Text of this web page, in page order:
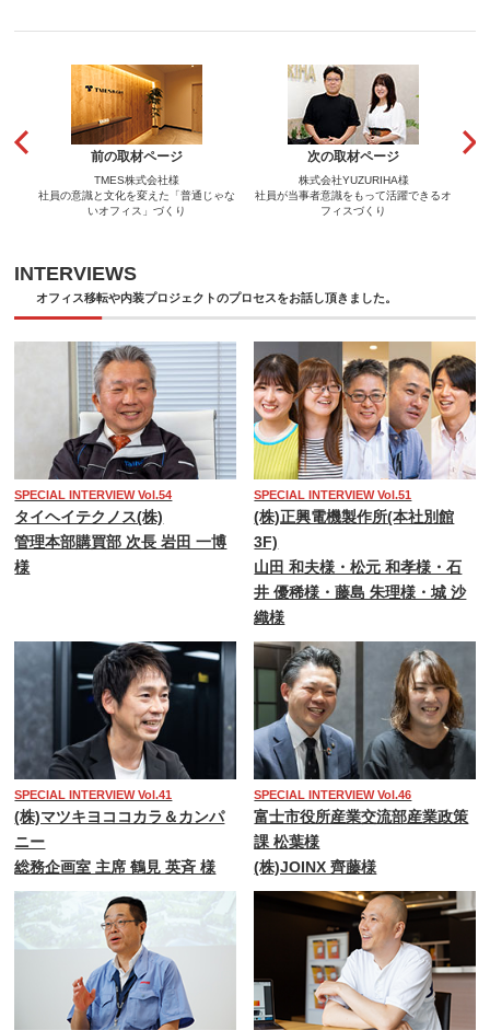
前の取材ページ
TMES株式会社様
社員の意識と文化を変えた「普通じゃな
いオフィス」づくり
次の取材ページ
株式会社YUZURIHA様
社員が当事者意識をもって活躍できるオ
フィスづくり
INTERVIEWS
オフィス移転や内装プロジェクトのプロセスをお話し頂きました。
SPECIAL INTERVIEW Vol.54
タイヘイテクノス(株)
管理本部購買部 次長 岩田 一博
様
SPECIAL INTERVIEW Vol.51
(株)正興電機製作所(本社別館
3F)
山田 和夫様・松元 和孝様・石
井 優稀様・藤島 朱理様・城 沙
織様
SPECIAL INTERVIEW Vol.41
(株)マツキヨココカラ＆カンパ
ニー
総務企画室 主席 鶴見 英斉 様
SPECIAL INTERVIEW Vol.46
富士市役所産業交流部産業政策
課 松葉様
(株)JOINX 齊藤様